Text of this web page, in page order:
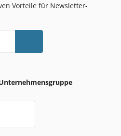
Vorteile für Newsletter-